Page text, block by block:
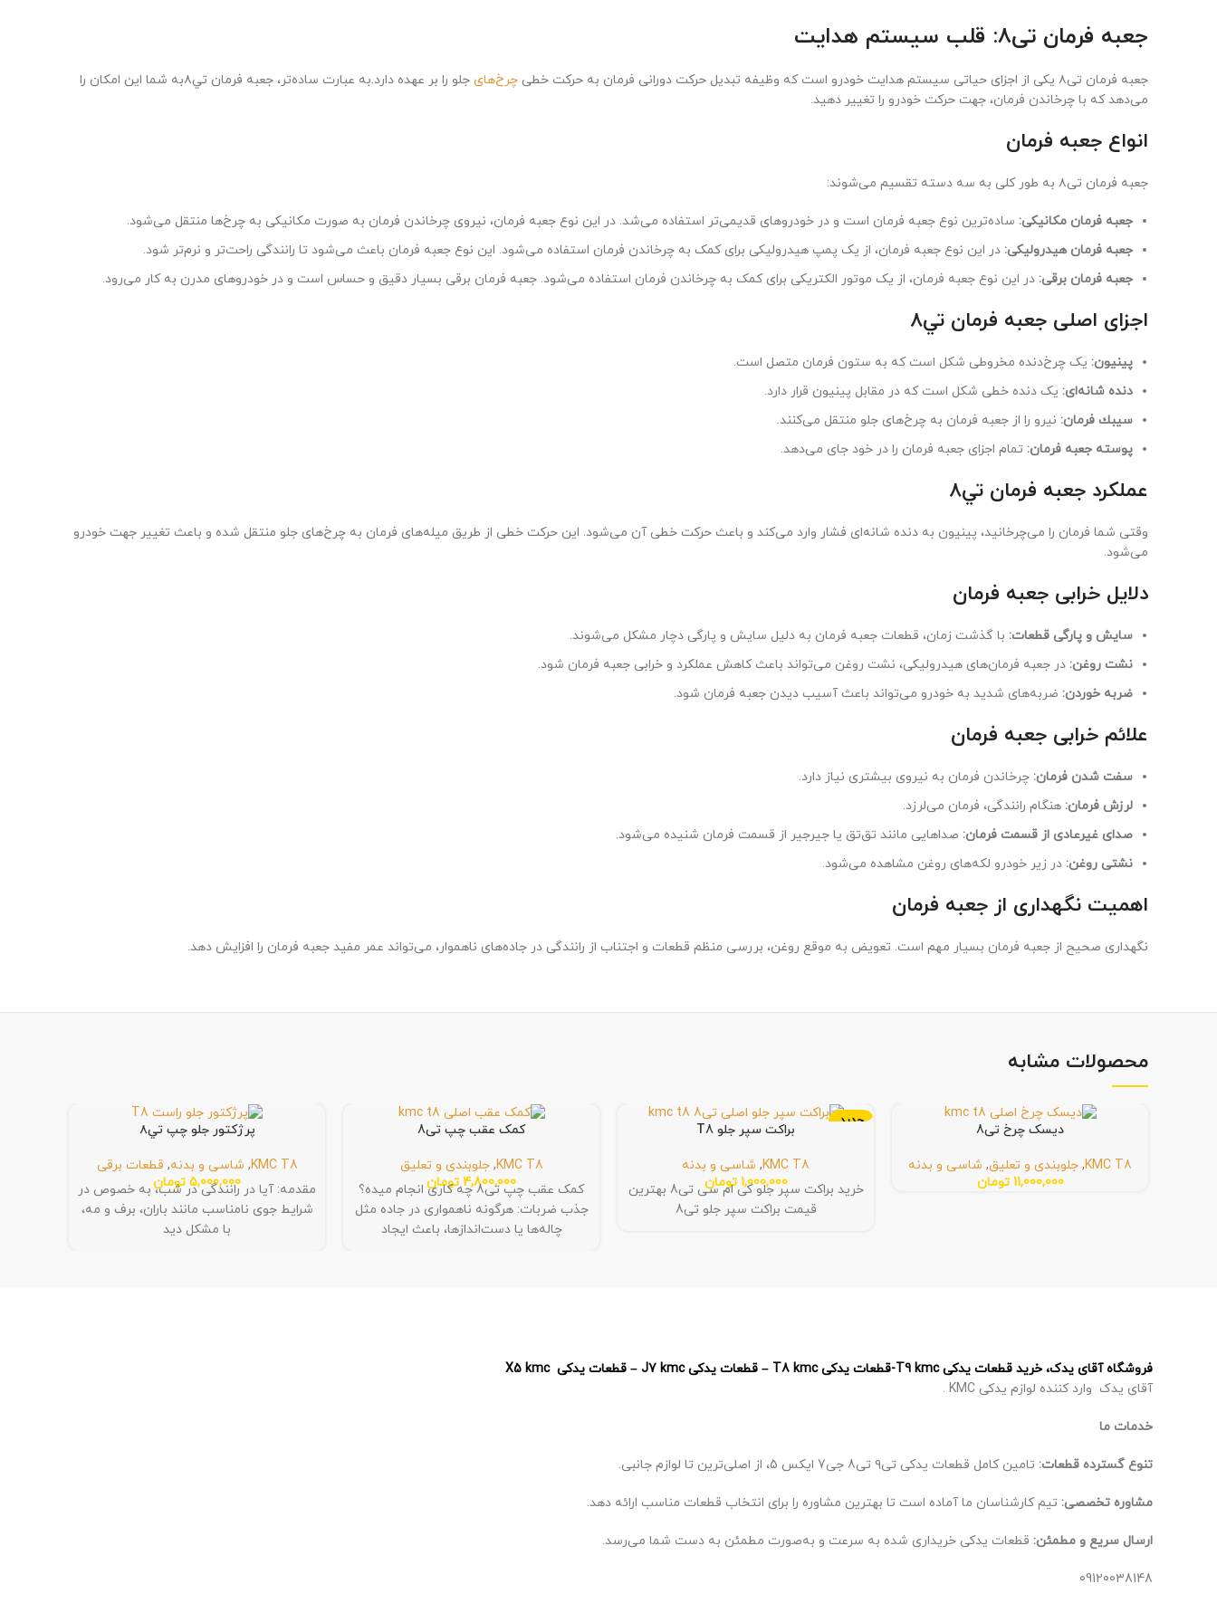
جعبه فرمان تی٨: قلب سیستم هدایت
جعبه فرمان تی٨ یکی از اجزای حیاتی سیستم هدایت خودرو است که وظیفه تبدیل حرکت دورانی فرمان به حرکت خطی چرخ‌های
جلو را بر عهده دارد.به عبارت ساده‌تر، جعبه فرمان تي٨به شما این امکان را
می‌دهد که با چرخاندن فرمان، جهت حرکت خودرو را تغییر دهید.
انواع جعبه فرمان
جعبه فرمان تی٨ به طور کلی به سه دسته تقسیم می‌شوند:
جعبه فرمان مکانیکی: ساده‌ترین نوع جعبه فرمان است و در خودروهای قدیمی‌تر استفاده می‌شد. در این نوع جعبه فرمان، نیروی چرخاندن فرمان به صورت مکانیکی به چرخ‌ها منتقل می‌شود.
جعبه فرمان هیدرولیکی: در این نوع جعبه فرمان، از یک پمپ هیدرولیکی برای کمک به چرخاندن فرمان استفاده می‌شود. این نوع جعبه فرمان باعث می‌شود تا رانندگی راحت‌تر و نرم‌تر شود.
جعبه فرمان برقی: در این نوع جعبه فرمان، از یک موتور الکتریکی برای کمک به چرخاندن فرمان استفاده می‌شود. جعبه فرمان برقی بسیار دقیق و حساس است و در خودروهای مدرن به کار می‌رود.
اجزای اصلی جعبه فرمان تي٨
پینیون: یک چرخ‌دنده مخروطی شکل است که به ستون فرمان متصل است.
دنده شانه‌ای: یک دنده خطی شکل است که در مقابل پینیون قرار دارد.
سيبك فرمان: نیرو را از جعبه فرمان به چرخ‌های جلو منتقل می‌کنند.
پوسته جعبه فرمان: تمام اجزای جعبه فرمان را در خود جای می‌دهد.
عملکرد جعبه فرمان تي٨
وقتی شما فرمان را می‌چرخانید، پینیون به دنده شانه‌ای فشار وارد می‌کند و باعث حرکت خطی آن می‌شود. این حرکت خطی از طریق میله‌های فرمان به چرخ‌های جلو منتقل شده و باعث تغییر جهت خودرو
می‌شود.
دلایل خرابی جعبه فرمان
سایش و پارگی قطعات: با گذشت زمان، قطعات جعبه فرمان به دلیل سایش و پارگی دچار مشکل می‌شوند.
نشت روغن: در جعبه فرمان‌های هیدرولیکی، نشت روغن می‌تواند باعث کاهش عملکرد و خرابی جعبه فرمان شود.
ضربه خوردن: ضربه‌های شدید به خودرو می‌تواند باعث آسیب دیدن جعبه فرمان شود.
علائم خرابی جعبه فرمان
سفت شدن فرمان: چرخاندن فرمان به نیروی بیشتری نیاز دارد.
لرزش فرمان: هنگام رانندگی، فرمان می‌لرزد.
صدای غیرعادی از قسمت فرمان: صداهایی مانند تق‌تق یا جیرجیر از قسمت فرمان شنیده می‌شود.
نشتی روغن: در زیر خودرو لکه‌های روغن مشاهده می‌شود.
اهمیت نگهداری از جعبه فرمان
نگهداری صحیح از جعبه فرمان بسیار مهم است. تعویض به موقع روغن، بررسی منظم قطعات و اجتناب از رانندگی در جاده‌های ناهموار، می‌تواند عمر مفید جعبه فرمان را افزایش دهد.
محصولات مشابه
دیسک چرخ تی8
KMC T8
, جلوبندی و تعلیق, شاسی و بدنه
11,000,000 تومان
جدید
براکت سپر جلو T8
KMC T8
, شاسی و بدنه
1,000,000 تومان
خرید براکت سپر جلو کی ام سی تی8 بهترین
قیمت براکت سپر جلو تی8
کمک عقب چپ تی8
KMC T8
,جلوبندی و تعلیق
4,800,000 تومان
کمک عقب چپ تی8 چه کاری انجام میده؟
جذب ضربات: هرگونه ناهمواری در جاده مثل
چاله‌ها یا دست‌اندازها، باعث ایجاد
پرژکتور جلو چپ تي٨
KMC T8
, شاسی و بدنه, قطعات برقی
5,000,000 تومان
مقدمه: آیا در رانندگی در شب، به خصوص در
شرایط جوی نامناسب مانند باران، برف و مه،
با مشکل دید
فروشگاه آقای یدک، خرید قطعات یدکی T9 kmc-قطعات یدکی T8 kmc – قطعات یدکی J7 kmc – قطعات یدکی X5 kmc
آقای یدک وارد کننده لوازم یدکی KMC .
خدمات ما
تنوع گسترده قطعات: تامین کامل قطعات یدکی تی۹ تی8 جی7 ایکس 5، از اصلی‌ترین تا لوازم جانبی.
مشاوره تخصصی: تیم کارشناسان ما آماده است تا بهترین مشاوره را برای انتخاب قطعات مناسب ارائه دهد.
ارسال سریع و مطمئن: قطعات یدکی خریداری شده به سرعت و به‌صورت مطمئن به دست شما می‌رسد.
09120038148